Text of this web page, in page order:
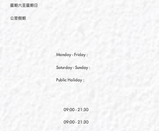
星期六至星期日
公眾假期
Monday - Friday :
Saturday- Sunday :
Public Holiday :
09:00 - 21:30
09:00 - 21:30